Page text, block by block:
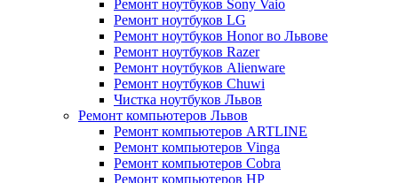
Ремонт ноутбуков Sony Vaio
Ремонт ноутбуков LG
Ремонт ноутбуков Honor во Львове
Ремонт ноутбуков Razer
Ремонт ноутбуков Alienware
Ремонт ноутбуков Chuwi
Чистка ноутбуков Львов
Ремонт компьютеров Львов
Ремонт компьютеров ARTLINE
Ремонт компьютеров Vinga
Ремонт компьютеров Cobra
Ремонт компьютеров HP